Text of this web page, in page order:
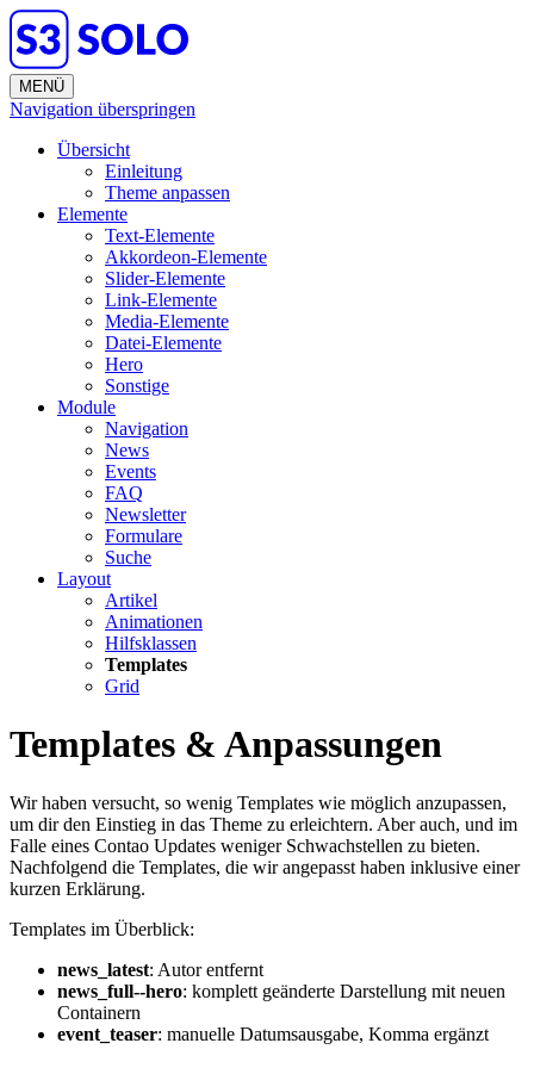
MENÜ
Navigation überspringen
Übersicht
Einleitung
Theme anpassen
Elemente
Text-Elemente
Akkordeon-Elemente
Slider-Elemente
Link-Elemente
Media-Elemente
Datei-Elemente
Hero
Sonstige
Module
Navigation
News
Events
FAQ
Newsletter
Formulare
Suche
Layout
Artikel
Animationen
Hilfsklassen
Templates
Grid
Templates & Anpassungen
Wir haben versucht, so wenig Templates wie möglich anzupassen,
um dir den Einstieg in das Theme zu erleichtern. Aber auch, und im
Falle eines Contao Updates weniger Schwachstellen zu bieten.
Nachfolgend die Templates, die wir angepasst haben inklusive einer
kurzen Erklärung.
Templates im Überblick:
news_latest: Autor entfernt
news_full--hero: komplett geänderte Darstellung mit neuen
Containern
event_teaser: manuelle Datumsausgabe, Komma ergänzt